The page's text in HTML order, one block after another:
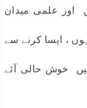
اور علمی میدان
، ایسا کرنے سے
خوش حالی آئے